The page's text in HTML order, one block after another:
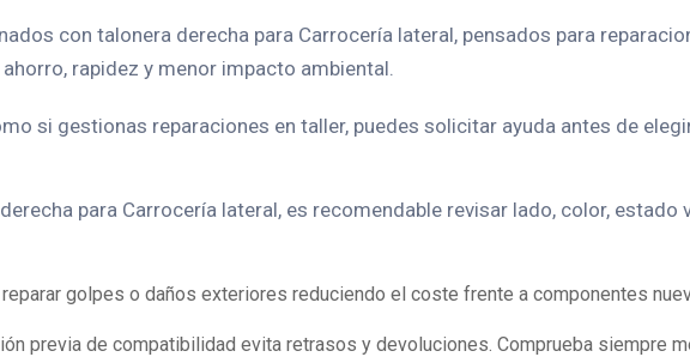
con talonera derecha para Carrocería lateral, pensados para
rapidez y menor impacto ambiental.
si gestionas reparaciones en taller, puedes solicitar ayuda antes de
para Carrocería lateral, es recomendable revisar lado, color,
golpes o daños exteriores reduciendo el coste frente a componentes
previa de compatibilidad evita retrasos y devoluciones. Comprueba siempre